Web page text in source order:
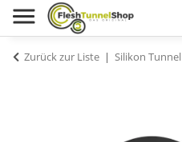
Zurück zur Liste Silikon Tunnel